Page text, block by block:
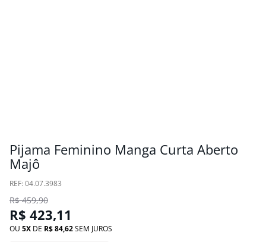
Pijama Feminino Manga Curta Aberto
Majô
: 04.07.3983
R$ 459,90
R$ 423,11
OU 5 DE R$84,62SEM JUROS